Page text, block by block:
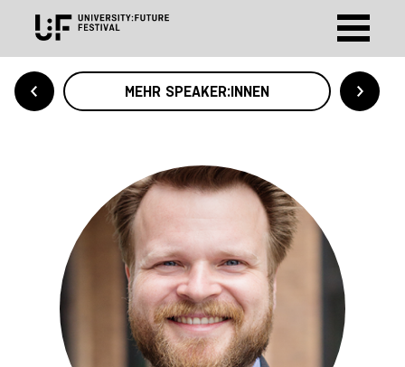
MEHR SPEAKER:INNEN